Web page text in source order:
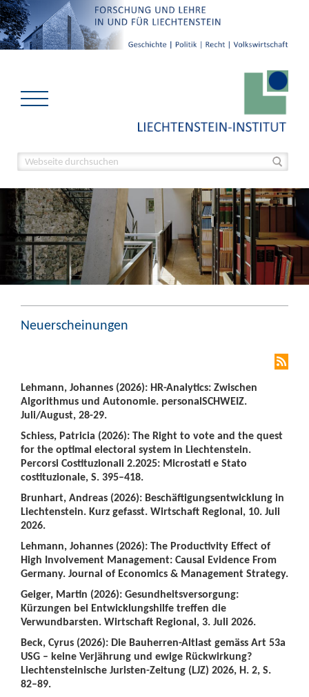
Neuerscheinungen
Lehmann, Johannes (2026): HR-Analytics: Zwischen
Algorithmus und Autonomie. personalSCHWEIZ.
Juli/August, 28-29.
Schiess, Patricia (2026): The Right to vote and the quest
for the optimal electoral system in Liechtenstein.
Percorsi Costituzionali 2.2025: Microstati e Stato
costituzionale, S. 395–418.
Brunhart, Andreas (2026): Beschäftigungsentwicklung in
Liechtenstein. Kurz gefasst. Wirtschaft Regional, 10. Juli
2026.
Lehmann, Johannes (2026): The Productivity Effect of
High Involvement Management: Causal Evidence From
Germany. Journal of Economics & Management Strategy.
Geiger, Martin (2026): Gesundheitsversorgung:
Kürzungen bei Entwicklungshilfe treffen die
Verwundbarsten. Wirtschaft Regional, 3. Juli 2026.
Beck, Cyrus (2026): Die Bauherren-Altlast gemäss Art 53a
USG – keine Verjährung und ewige Rückwirkung?
Liechtensteinische Juristen-Zeitung (LJZ) 2026, H. 2, S.
82–89.